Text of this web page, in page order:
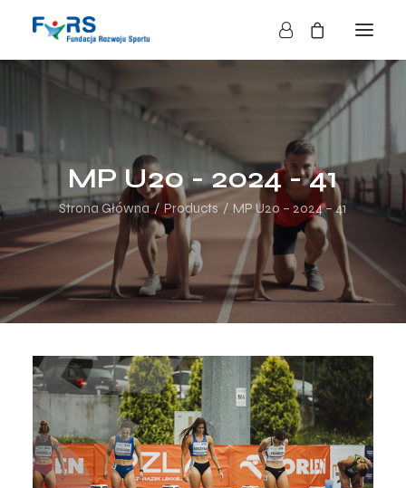
O FUNDACJI
DZIAŁALNOŚĆ
BLOG
KONTAKT
SKLEP
NASZE AKCJE
MP U20 - 2024 - 41
Strona Główna Products MP U20 – 2024 – 41